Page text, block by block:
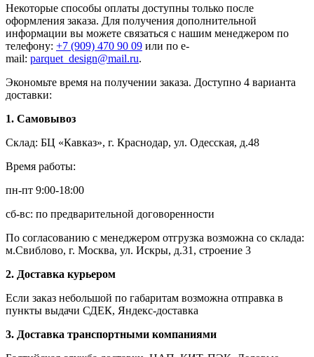
Некоторые способы оплаты доступны только после
оформления заказа. Для получения дополнительной
информации вы можете связаться с нашим менеджером по
телефону: +7 (909) 470 90 09 или по e-
mail: parquet_design@mail.ru.
Экономьте время на получении заказа. Доступно 4 варианта
доставки:
1. Самовывоз
Склад: БЦ «Кавказ», г. Краснодар, ул. Одесская, д.48
Время работы:
пн-пт 9:00-18:00
сб-вс: по предварительной договоренности
По согласованию с менеджером отгрузка возможна со склада:
м.Свиблово, г. Москва, ул. Искры, д.31, строение 3
2. Доставка курьером
Если заказ небольшой по габаритам возможна отправка в
пункты выдачи СДЕК, Яндекс-доставка
3. Доставка транспортными компаниями